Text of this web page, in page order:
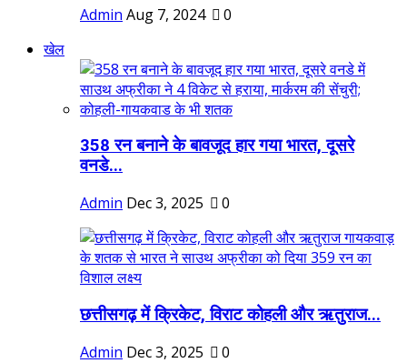
Admin Aug 7, 2024
0
खेल
358 रन बनाने के बावजूद हार गया भारत, दूसरे
वनडे...
Admin Dec 3, 2025 0
छत्तीसगढ़ में क्रिकेट, विराट कोहली और ऋतुराज...
Admin Dec 3, 2025 0